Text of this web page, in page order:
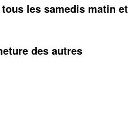
les samedis matin et
des autres